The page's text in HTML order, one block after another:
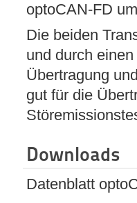
optoCAN-FD
Die beiden
und durch
Übertragung
gut für die
Downloads
Datenblatt